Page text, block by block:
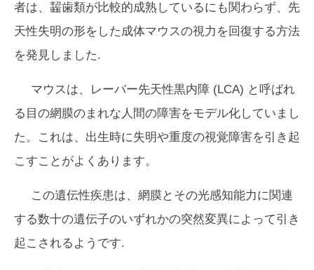
者は、齧歯類が比較的成熟しているにも関わらず、先
天性失明の形をした成体マウスの視力を回復する方法
を発見しました.
マウスは、レーバー先天性黒内障 (LCA) と呼ばれ
る目の網膜のまれな人間の障害をモデル化していまし
た。これは、出生時に失明や重度の視覚障害を引き起
こすことがよくあります。
この遺伝性疾患は、網膜とその光感知能力に関連
する数十の遺伝子のいずれかの突然変異によって引き
起こされるようです.